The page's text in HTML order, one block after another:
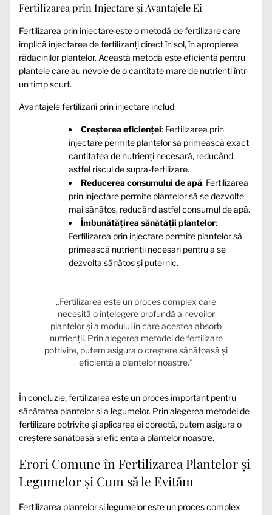
Fertilizarea prin Injectare și Avantajele Ei
Fertilizarea prin injectare este o metodă de fertilizare care
implică injectarea de fertilizanți direct în sol, în apropierea
rădăcinilor plantelor. Această metodă este eficientă pentru
plantele care au nevoie de o cantitate mare de nutrienți într-
un timp scurt.
Avantajele fertilizării prin injectare includ:
Creșterea eficienței: Fertilizarea prin
injectare permite plantelor să primească exact
cantitatea de nutrienți necesară, reducând
astfel riscul de supra-fertilizare.
Reducerea consumului de apă: Fertilizarea
prin injectare permite plantelor să se dezvolte
mai sănătos, reducând astfel consumul de apă.
Îmbunătățirea sănătății plantelor:
Fertilizarea prin injectare permite plantelor să
primească nutrienții necesari pentru a se
dezvolta sănătos și puternic.
„Fertilizarea este un proces complex care
necesită o înțelegere profundă a nevoilor
plantelor și a modului în care acestea absorb
nutrienții. Prin alegerea metodei de fertilizare
potrivite, putem asigura o creștere sănătoasă și
eficientă a plantelor noastre.”
În concluzie, fertilizarea este un proces important pentru
sănătatea plantelor și a legumelor. Prin alegerea metodei de
fertilizare potrivite și aplicarea ei corectă, putem asigura o
creștere sănătoasă și eficientă a plantelor noastre.
Erori Comune în Fertilizarea Plantelor și
Legumelor și Cum să le Evităm
Fertilizarea plantelor și legumelor este un proces complex